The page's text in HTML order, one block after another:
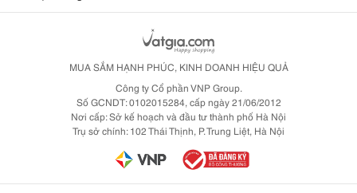
MUA SẮM HẠNH PHÚC, KINH DOANH HIỆU QUẢ
Công ty Cổ phần VNP Group.
Số GCNDT: 0102015284, cấp ngày 21/06/2012
Nơi cấp: Sở kế hoạch và đầu tư thành phố Hà Nội
Trụ sở chính: 102 Thái Thịnh, P. Trung Liệt, Hà Nội